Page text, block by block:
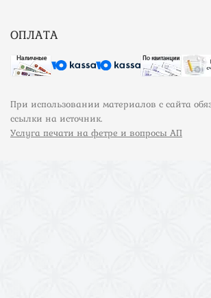
ОПЛАТА
При использовании материалов с сайта
ссылки на источник.
Услуга печати на фетре и вопросы АП